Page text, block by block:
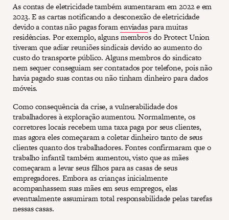
As contas de eletricidade também aumentaram em 2022 e em
2023. E as cartas notificando a desconexão de eletricidade
devido a contas não pagas foramenviadaspara muitas
residências. Por exemplo, alguns membros do Protect Union
tiveram que adiar reuniões sindicais devido ao aumento do
custo do transporte público. Alguns membros do sindicato
nem sequer conseguiam ser contatados por telefone, pois não
havia pagado suas contas ou não tinham dinheiro para dados
móveis.
Como consequência da crise, a vulnerabilidade dos
trabalhadores à exploração aumentou. Normalmente, os
corretores locais recebem uma taxa paga por seus clientes,
mas agora eles começaram a coletar dinheiro tanto de seus
clientes quanto dos trabalhadores. Fontes confirmaram que o
trabalho infantil também aumentou, visto que as mães
começaram a levar seus filhos para as casas de seus
empregadores. Embora as crianças inicialmente
acompanhassem suas mães em seus empregos, elas
eventualmente assumiram total responsabilidade pelas tarefas
nessas casas.